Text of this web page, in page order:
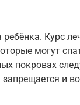
Курс
могут
покровах
и